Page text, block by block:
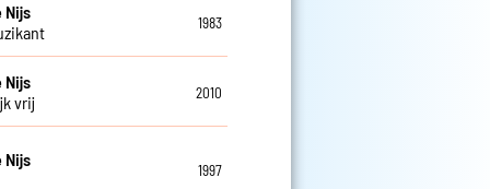
Nijs
1983
Nijs
vrij
2010
Nijs
1997